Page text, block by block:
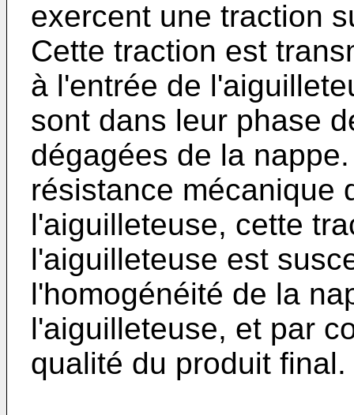
exercent une traction
Cette traction est
à l'entrée de
sont dans leur phase
dégagées de la
résistance mécanique
l'aiguilleteuse, cette
l'aiguilleteuse est
l'homogénéité de la
l'aiguilleteuse, et par
qualité du produit final.